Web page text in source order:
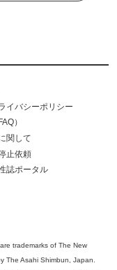
イバシーポリシー
）
関して
止依頼
誌ポータル
trademarks of The New
The Asahi Shimbun, Japan.